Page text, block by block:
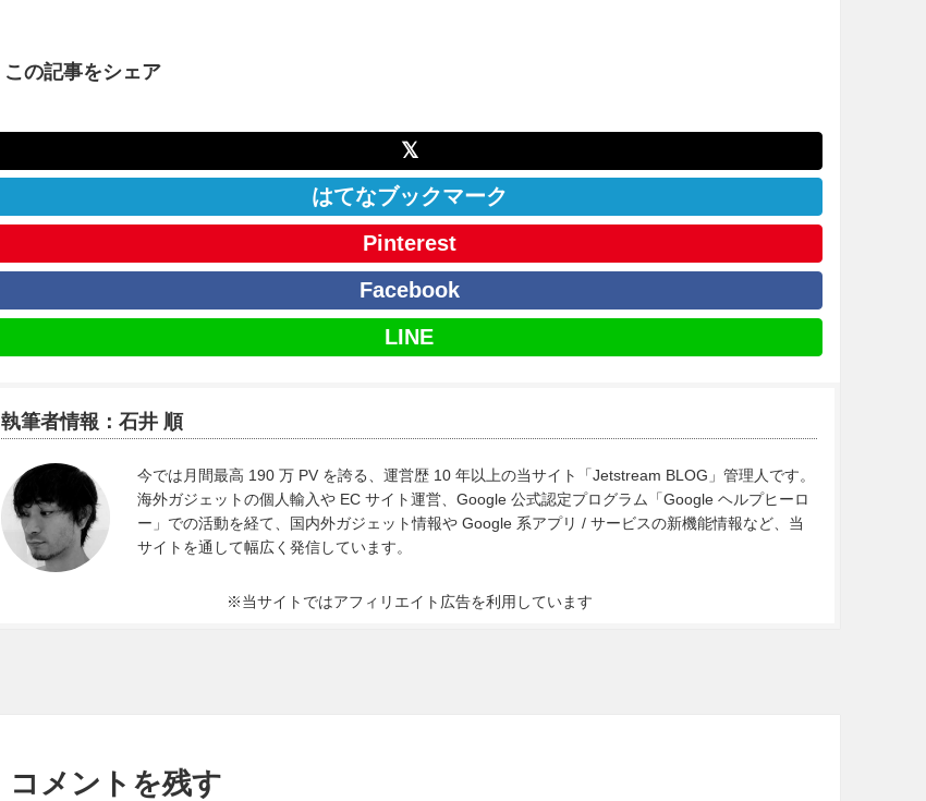
この記事をシェア
𝕏
はてなブックマーク
Pinterest
Facebook
LINE
執筆者情報：石井 順
今では月間最高 190 万 PV を誇る、運営歴 10 年以上の当サイト「Jetstream BLOG」管理人です。
海外ガジェットの個人輸入や EC サイト運営、Google 公式認定プログラム「Google ヘルプヒーロ
ー」での活動を経て、国内外ガジェット情報や Google 系アプリ / サービスの新機能情報など、当
サイトを通して幅広く発信しています。
※当サイトではアフィリエイト広告を利用しています
コメントを残す